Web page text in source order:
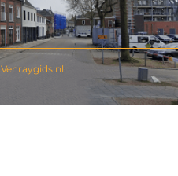
Venraygids.nl